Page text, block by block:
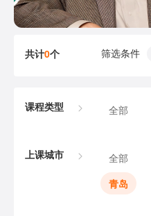
共计0个 筛选条件
课程类型 全部
上课城市 全部
青岛